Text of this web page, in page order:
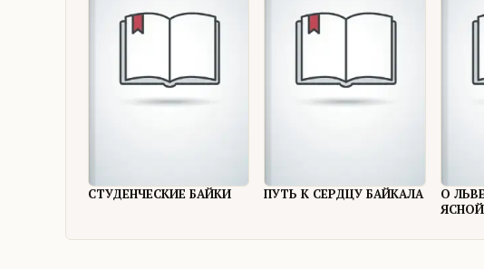
СТУДЕНЧЕСКИЕ БАЙКИ ПУТЬ К СЕРДЦУ БАЙКАЛА
О